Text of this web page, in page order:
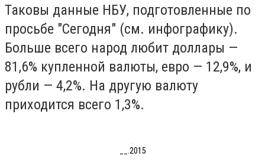
Таковы данные НБУ, подготовленные по
просьбе "Сегодня" (см. инфографику).
Больше всего народ любит доллары —
81,6% купленной валюты, евро — 12,9%, и
рубли — 4,2%. На другую валюту
приходится всего 1,3%.
__.2015